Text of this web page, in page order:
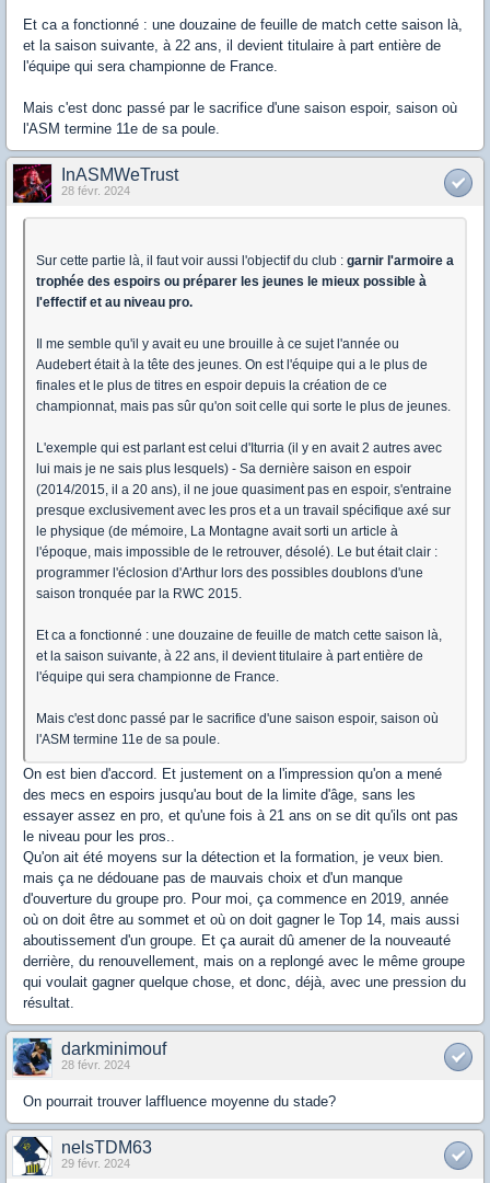
Et ca a fonctionné : une douzaine de feuille de match cette saison là,
et la saison suivante, à 22 ans, il devient titulaire à part entière de
l'équipe qui sera championne de France.
Mais c'est donc passé par le sacrifice d'une saison espoir, saison où
l'ASM termine 11e de sa poule.
InASMWeTrust
28 févr. 2024
Sur cette partie là, il faut voir aussi l'objectif du club : garnir l'armoire a
trophée des espoirs ou préparer les jeunes le mieux possible à
l'effectif et au niveau pro.
Il me semble qu'il y avait eu une brouille à ce sujet l'année ou
Audebert était à la tête des jeunes. On est l'équipe qui a le plus de
finales et le plus de titres en espoir depuis la création de ce
championnat, mais pas sûr qu'on soit celle qui sorte le plus de jeunes.
L'exemple qui est parlant est celui d'Iturria (il y en avait 2 autres avec
lui mais je ne sais plus lesquels) - Sa dernière saison en espoir
(2014/2015, il a 20 ans), il ne joue quasiment pas en espoir, s'entraine
presque exclusivement avec les pros et a un travail spécifique axé sur
le physique (de mémoire, La Montagne avait sorti un article à
l'époque, mais impossible de le retrouver, désolé). Le but était clair :
programmer l'éclosion d'Arthur lors des possibles doublons d'une
saison tronquée par la RWC 2015.
Et ca a fonctionné : une douzaine de feuille de match cette saison là,
et la saison suivante, à 22 ans, il devient titulaire à part entière de
l'équipe qui sera championne de France.
Mais c'est donc passé par le sacrifice d'une saison espoir, saison où
l'ASM termine 11e de sa poule.
On est bien d'accord. Et justement on a l'impression qu'on a mené
des mecs en espoirs jusqu'au bout de la limite d'âge, sans les
essayer assez en pro, et qu'une fois à 21 ans on se dit qu'ils ont pas
le niveau pour les pros..
Qu'on ait été moyens sur la détection et la formation, je veux bien.
mais ça ne dédouane pas de mauvais choix et d'un manque
d'ouverture du groupe pro. Pour moi, ça commence en 2019, année
où on doit être au sommet et où on doit gagner le Top 14, mais aussi
aboutissement d'un groupe. Et ça aurait dû amener de la nouveauté
derrière, du renouvellement, mais on a replongé avec le même groupe
qui voulait gagner quelque chose, et donc, déjà, avec une pression du
résultat.
darkminimouf
28 févr. 2024
On pourrait trouver laffluence moyenne du stade?
nelsTDM63
29 févr. 2024